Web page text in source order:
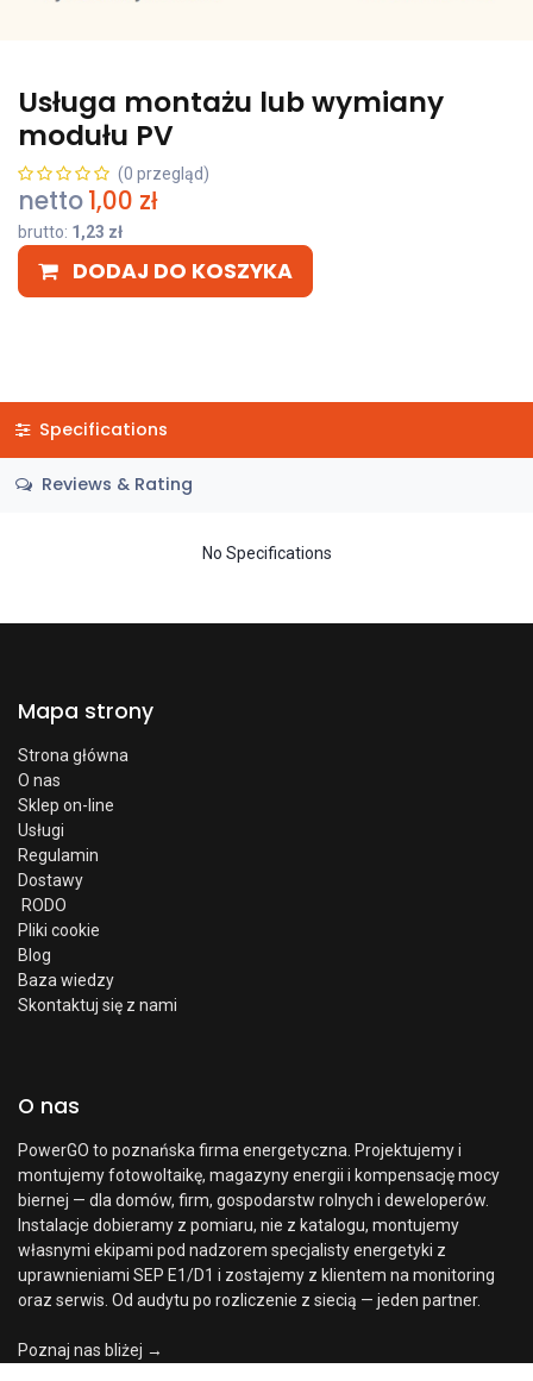
Usługa montażu lub wymiany
modułu PV
(0 przegląd)
netto1,00 zł
brutto: 1,23 zł
DODAJ DO KOSZYKA
Specifications
Reviews & Rating
No Specifications
Mapa strony
Strona główna
O nas
Sklep on-line
Usługi
Regulamin
Dostawy
RODO
Pliki cookie
Blog
Baza wiedzy
Skontaktuj się z nami
O nas
PowerGO to poznańska firma energetyczna. Projektujemy i
montujemy fotowoltaikę, magazyny energii i kompensację mocy
biernej — dla domów, firm, gospodarstw rolnych i deweloperów.
Instalacje dobieramy z pomiaru, nie z katalogu, montujemy
własnymi ekipami pod nadzorem specjalisty energetyki z
uprawnieniami SEP E1/D1 i zostajemy z klientem na monitoring
oraz serwis. Od audytu po rozliczenie z siecią — jeden partner.
Poznaj nas bliżej →